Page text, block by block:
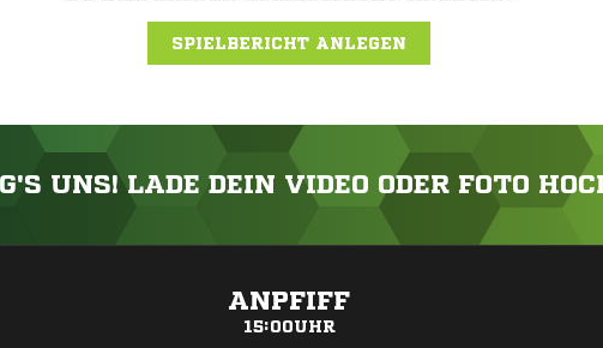
SPIELBERICHT ANLEGEN
UNS! LADE DEIN VIDEO ODER FOTO
ANPFIFF
15:00UHR